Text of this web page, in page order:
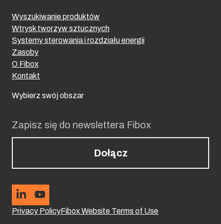
Zapisz się do newslettera Fibox
Dołącz
Privacy PolicyFibox Website Terms of Use
Wyszukiwanie produktów
Wtrysk tworzyw sztucznych
Systemy sterowania i rozdziału energii
Zasoby
O Fibox
Kontakt
Wybierz swój obszar